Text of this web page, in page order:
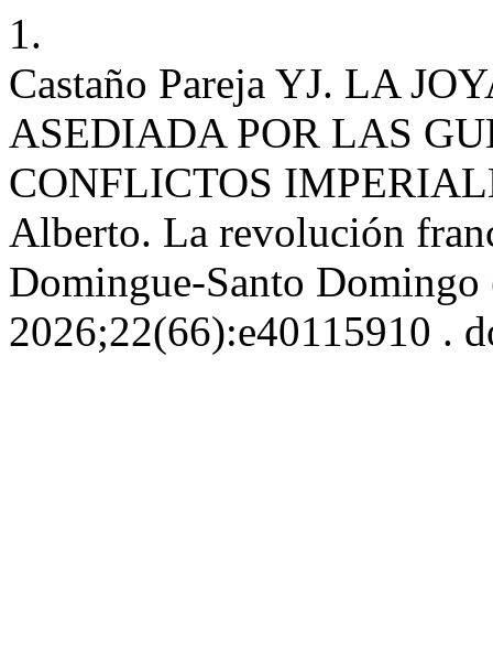
1.
Castaño Pareja YJ. LA
ASEDIADA POR LAS
CONFLICTOS
Alberto. La revolución
Domingue-Santo
2026;22(66):e40115910 .